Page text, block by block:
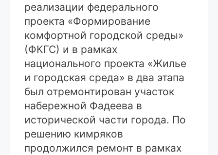
реализации федерального
проекта «Формирование
комфортной городской среды»
(ФКГС) и в рамках
национального проекта «Жилье
и городская среда» в два этапа
был отремонтирован участок
набережной Фадеева в
исторической части города. По
решению кимряков
продолжился ремонт в рамках